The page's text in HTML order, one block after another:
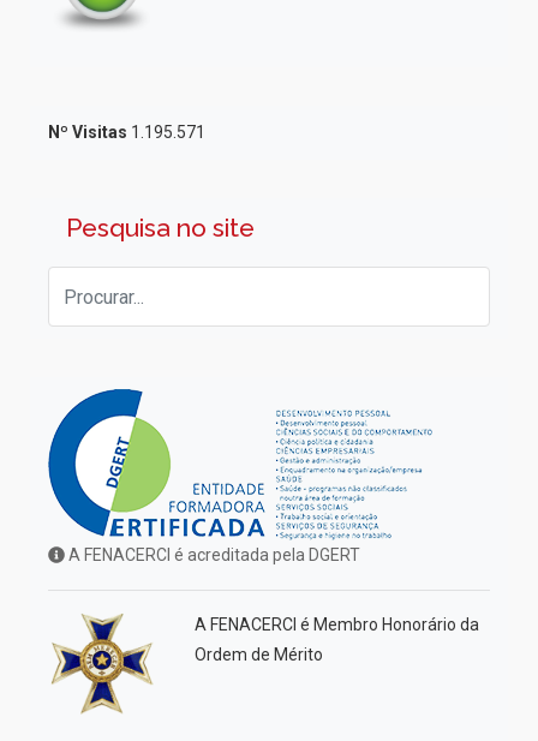
Nº Visitas 1.195.571
Pesquisa no site
A FENACERCI é acreditada pela DGERT
A FENACERCI é Membro Honorário da
Ordem de Mérito